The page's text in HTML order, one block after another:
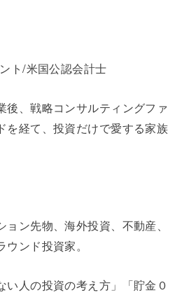
ト/米国公認会計士
後、戦略コンサルティングファ
を経て、投資だけで愛する家族
ン先物、海外投資、不動産、
ンド投資家。
い人の投資の考え方」「貯金０